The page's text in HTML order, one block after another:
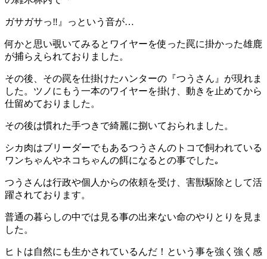
ガサガサっ‼️』っという音が…
何かと思い覗いてみるとワイヤーを使った罠に掛かった雄鹿
が捕らえられておりました。
その後、その罠を仕掛けたハンターの『つうさん』が現れま
した。ツノにもう一本のワイヤーを掛け、動きを止めてから
仕留めておりました。
その後は慣れた手つきで綺麗に捌いておられました。
シカ肉はブリーダーでもあるつうさんのトコで飼われている
ワンちゃんやネコちゃんの餌になるとの事でした｡
つうさんは行政や個人からの依頼を受け、害獣駆除として活
躍されております。
普通の暮らしの中では見る事の出来ない命のやりとりを見ま
した。
ヒトは自然にも生かされているんだ！という事を強く強く感